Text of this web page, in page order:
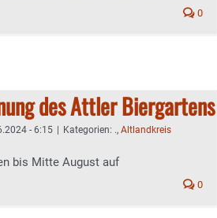
0
des Attler Biergartens
- 6:15 Kategorien: ., Altlandkreis
bis Mitte August auf
0